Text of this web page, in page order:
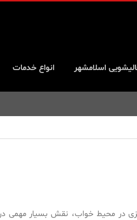
اسلامشهر انواع خدمات
در محیط خواب، نقش بسیار مهمی در